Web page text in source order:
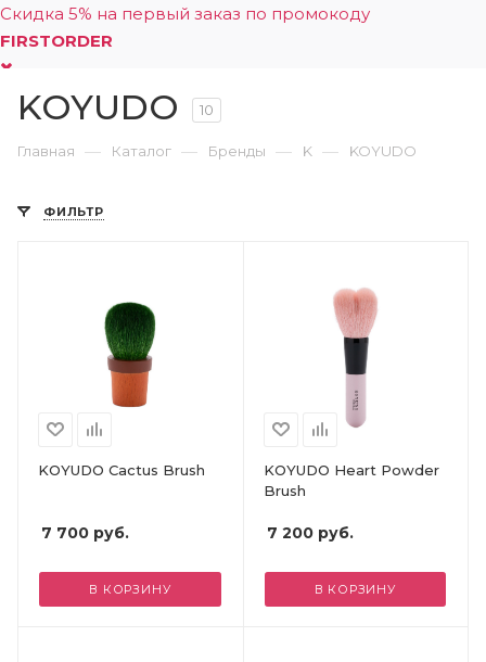
Скидка 5% на первый заказ по промокоду
FIRSTORDER
KOYUDO 10
Главная — Каталог — Бренды — K — KOYUDO
ФИЛЬТР
KOYUDO Cactus Brush
7 700 руб.
В КОРЗИНУ
KOYUDO Heart Powder
Brush
7 200руб.
В КОРЗИНУ